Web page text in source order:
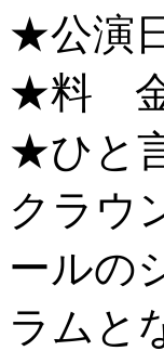
★公演
★料 金
★ひと
クラウ
ールの
ラムと